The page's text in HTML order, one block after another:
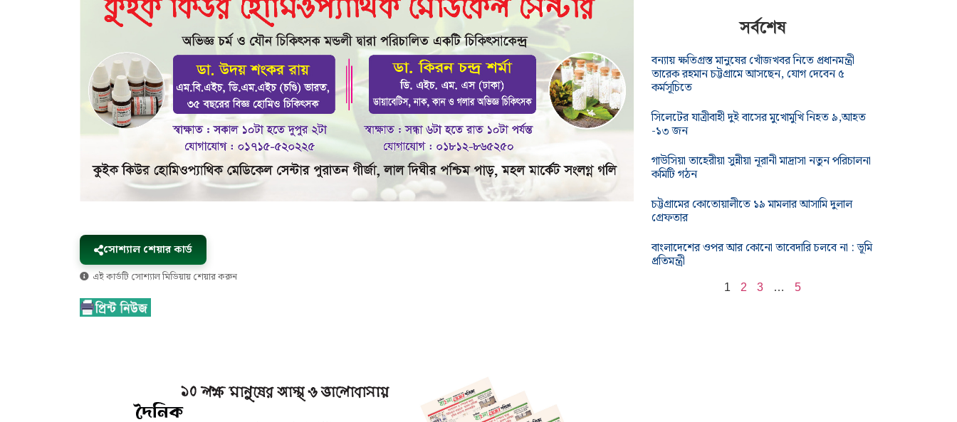
সোশ্যাল শেয়ার কার্ড
এই কার্ডটি সোশ্যাল মিডিয়ায় শেয়ার করুন
সর্বশেষ
বন্যায় ক্ষতিগ্রস্ত মানুষের খোঁজখবর নিতে প্রধানমন্ত্রী
তারেক রহমান চট্টগ্রামে আসছেন, যোগ দেবেন ৫
কর্মসূচিতে
সিলেটের যাত্রীবাহী দুই বাসের মুখোমুখি নিহত ৯,আহত
-১৩ জন
গাউসিয়া তাহেরীয়া সুন্নীয়া নূরানী মাদ্রাসা নতুন পরিচালনা
কমিটি গঠন
চট্টগ্রামের কোতোয়ালীতে ১৯ মামলার আসামি দুলাল
গ্রেফতার
বাংলাদেশের ওপর আর কোনো তাবেদারি চলবে না : ভূমি
প্রতিমন্ত্রী
1 2 3 … 5